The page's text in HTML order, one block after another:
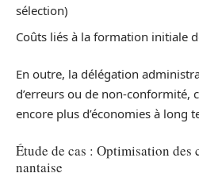
sélection)
Coûts liés à la formation initiale
En outre, la délégation
d’erreurs ou de non-conformité,
encore plus d’économies à long
Étude de cas : Optimisation des
nantaise